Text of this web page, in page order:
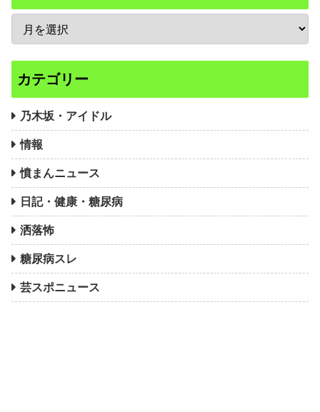
カテゴリー
乃木坂・アイドル
情報
憤まんニュース
日記・健康・糖尿病
洒落怖
糖尿病スレ
芸スポニュース